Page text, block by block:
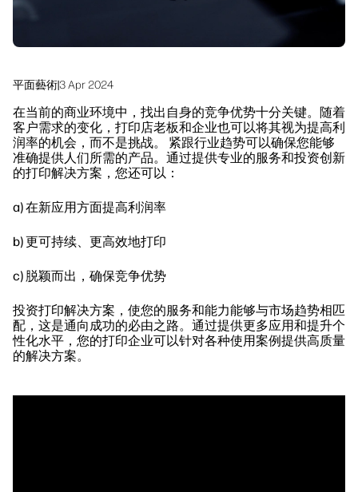
平面藝術|3 Apr 2024
在当前的商业环境中，找出自身的竞争优势十分关键。随着
客户需求的变化，打印店老板和企业也可以将其视为提高利
润率的机会，而不是挑战。 紧跟行业趋势可以确保您能够
准确提供人们所需的产品。通过提供专业的服务和投资创新
的打印解决方案，您还可以：
a) 在新应用方面提高利润率
b) 更可持续、更高效地打印
c) 脱颖而出，确保竞争优势
投资打印解决方案，使您的服务和能力能够与市场趋势相匹
配，这是通向成功的必由之路。通过提供更多应用和提升个
性化水平，您的打印企业可以针对各种使用案例提供高质量
的解决方案。